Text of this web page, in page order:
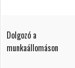
Dolgozó a
munkaállomáson